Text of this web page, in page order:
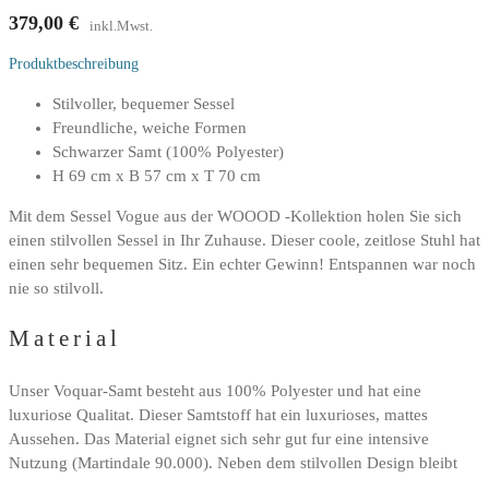
379,00 € inkl.Mwst.
Produktbeschreibung
Stilvoller, bequemer Sessel
Freundliche, weiche Formen
Schwarzer Samt (100% Polyester)
H 69 cm x B 57 cm x T 70 cm
Mit dem Sessel Vogue aus der WOOOD -Kollektion holen Sie sich
einen stilvollen Sessel in Ihr Zuhause. Dieser coole, zeitlose Stuhl hat
einen sehr bequemen Sitz. Ein echter Gewinn! Entspannen war noch
nie so stilvoll.
Material
Unser Voquar-Samt besteht aus 100% Polyester und hat eine
luxuriose Qualitat. Dieser Samtstoff hat ein luxurioses, mattes
Aussehen. Das Material eignet sich sehr gut fur eine intensive
Nutzung (Martindale 90.000). Neben dem stilvollen Design bleibt